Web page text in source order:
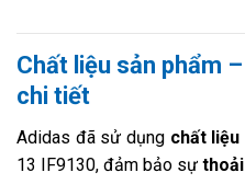
Chất liệu sản phẩm
chi tiết
Adidas đã sử dụng chất liệu
13 IF9130, đảm bảo sự